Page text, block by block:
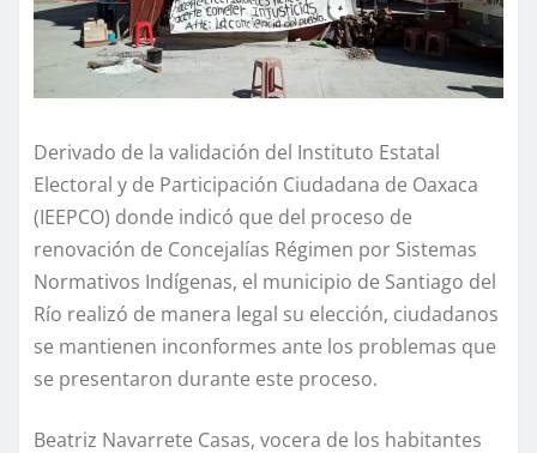
Derivado de la validación del Instituto Estatal
Electoral y de Participación Ciudadana de Oaxaca
(IEEPCO) donde indicó que del proceso de
renovación de Concejalías Régimen por Sistemas
Normativos Indígenas, el municipio de Santiago del
Río realizó de manera legal su elección, ciudadanos
se mantienen inconformes ante los problemas que
se presentaron durante este proceso.
Beatriz Navarrete Casas, vocera de los habitantes